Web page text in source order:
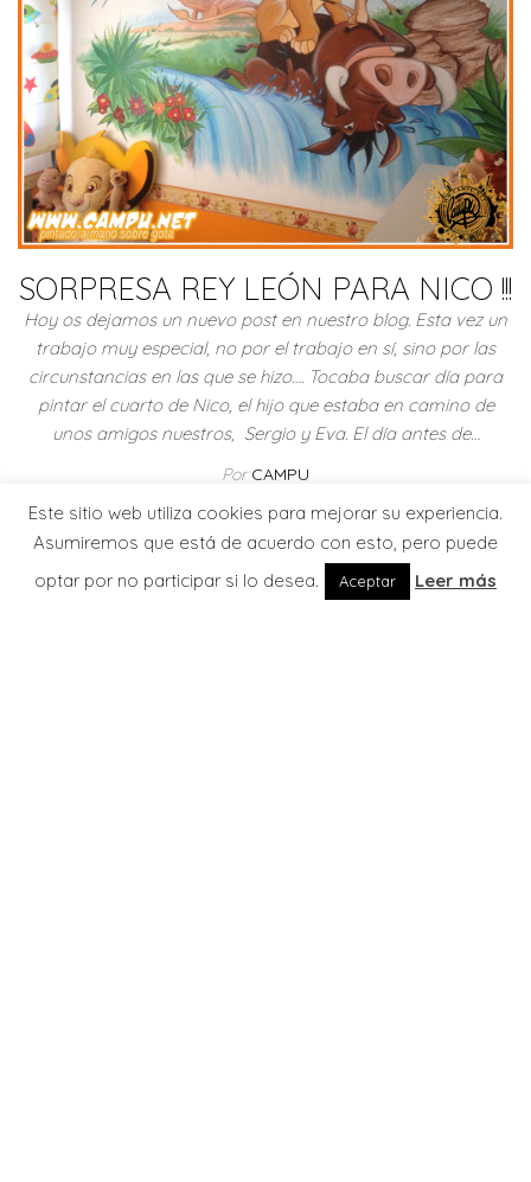
SORPRESA REY LEÓN PARA NICO !!!
Hoy os dejamos un nuevo post en nuestro blog. Esta vez un
trabajo muy especial, no por el trabajo en sí, sino por las
circunstancias en las que se hizo…. Tocaba buscar día para
pintar el cuarto de Nico, el hijo que estaba en camino de
unos amigos nuestros, Sergio y Eva. El día antes de…
Por CAMPU
Leer más
Este sitio web utiliza cookies para mejorar su experiencia.
Asumiremos que está de acuerdo con esto, pero puede
optar por no participar si lo desea.
Aceptar Leer más